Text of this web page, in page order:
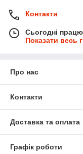
Контакти
Сьогодні
Показати весь
Про нас
Контакти
Доставка та оплата
Графік роботи